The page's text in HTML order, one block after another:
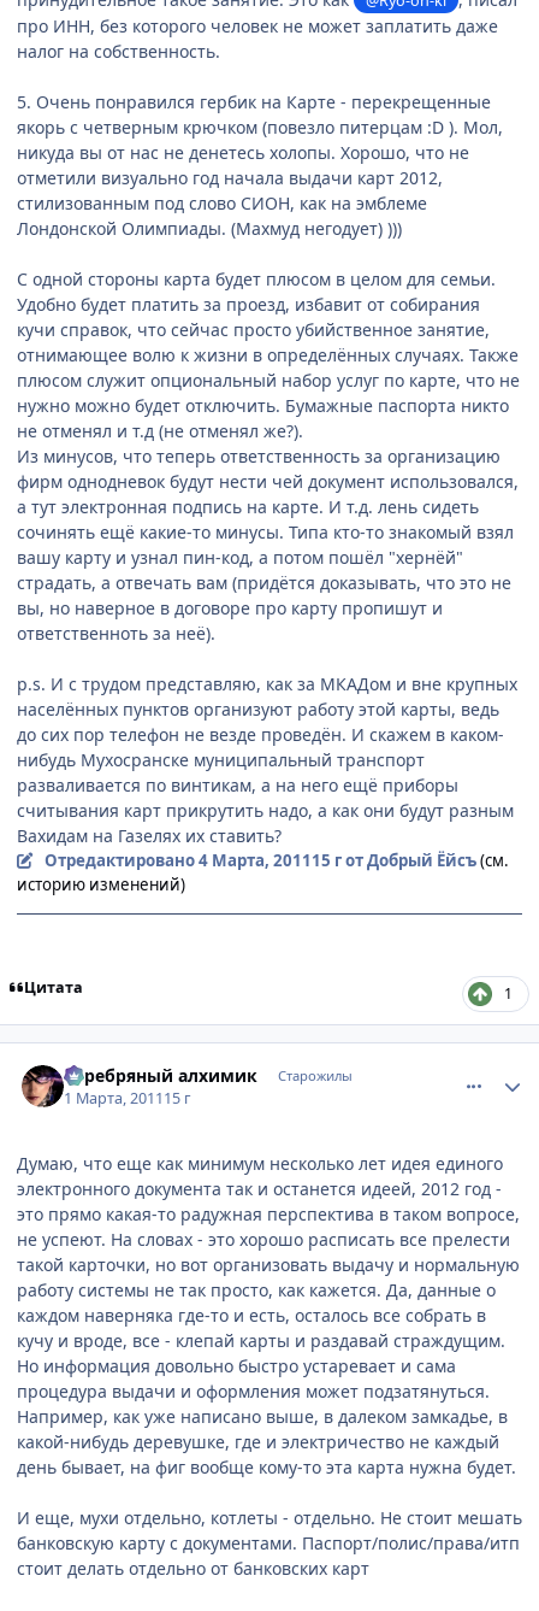
про ИНН, без которого человек не может заплатить даже
налог на собственность.
5. Очень понравился гербик на Карте - перекрещенные
якорь с четверным крючком (повезло питерцам :D ). Мол,
никуда вы от нас не денетесь холопы. Хорошо, что не
отметили визуально год начала выдачи карт 2012,
стилизованным под слово СИОН, как на эмблеме
Лондонской Олимпиады. (Махмуд негодует) )))
С одной стороны карта будет плюсом в целом для семьи.
Удобно будет платить за проезд, избавит от собирания
кучи справок, что сейчас просто убийственное занятие,
отнимающее волю к жизни в определённых случаях. Также
плюсом служит опциональный набор услуг по карте, что не
нужно можно будет отключить. Бумажные паспорта никто
не отменял и т.д (не отменял же?).
Из минусов, что теперь ответственность за организацию
фирм однодневок будут нести чей документ использовался,
а тут электронная подпись на карте. И т.д. лень сидеть
сочинять ещё какие-то минусы. Типа кто-то знакомый взял
вашу карту и узнал пин-код, а потом пошёл "хернёй"
страдать, а отвечать вам (придётся доказывать, что это не
вы, но наверное в договоре про карту пропишут и
ответственноть за неё).
p.s. И с трудом представляю, как за МКАДом и вне крупных
населённых пунктов организуют работу этой карты, ведь
до сих пор телефон не везде проведён. И скажем в каком-
нибудь Мухосранске муниципальный транспорт
разваливается по винтикам, а на него ещё приборы
считывания карт прикрутить надо, а как они будут разным
Вахидам на Газелях их ставить?
Отредактировано4 Марта, 201115 гот Добрый Ёйсъ(см.
историю изменений)
Цитата 1
Серебряный алхимик Старожилы
1 Марта, 201115 г
Думаю, что еще как минимум несколько лет идея единого
электронного документа так и останется идеей, 2012 год -
это прямо какая-то радужная перспектива в таком вопросе,
не успеют. На словах - это хорошо расписать все прелести
такой карточки, но вот организовать выдачу и нормальную
работу системы не так просто, как кажется. Да, данные о
каждом наверняка где-то и есть, осталось все собрать в
кучу и вроде, все - клепай карты и раздавай страждущим.
Но информация довольно быстро устаревает и сама
процедура выдачи и оформления может подзатянуться.
Например, как уже написано выше, в далеком замкадье, в
какой-нибудь деревушке, где и электричество не каждый
день бывает, на фиг вообще кому-то эта карта нужна будет.
И еще, мухи отдельно, котлеты - отдельно. Не стоит мешать
банковскую карту с документами. Паспорт/полис/права/итп
стоит делать отдельно от банковских карт